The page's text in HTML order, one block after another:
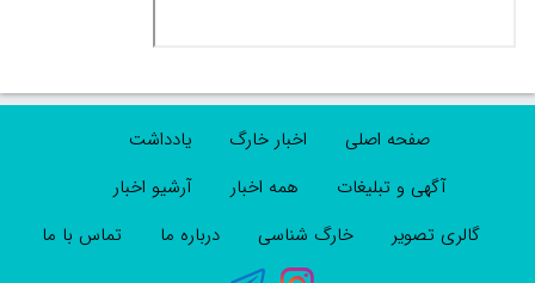
صفحه اصلی اخبار خارگ
یادداشت
آگهی و تبلیغات
همه اخبار
آرشیو اخبار
گالری تصویر
خارگ شناسی درباره ما تماس با ما